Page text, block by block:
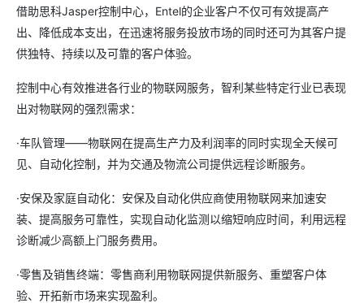
借助思科Jasper控制中心，Entel的企业客户不仅可有效提高产
出、降低成本支出，在迅速将服务投放市场的同时还可为其客户提
供独特、持续以及可靠的客户体验。
控制中心有效推进各行业的物联网服务，智利某些特定行业已表现
出对物联网的强烈需求：
·车队管理——物联网在提高生产力及利润率的同时实现全天候可
见、自动化控制，并为交通及物流公司提供远程诊断服务。
·安保及家庭自动化：安保及自动化供应商使用物联网来加速安
装、提高服务可靠性，实现自动化监测以缩短响应时间，利用远程
诊断减少高额上门服务费用。
·零售及销售终端：零售商利用物联网提供新服务、重塑客户体
验、开拓新市场来实现盈利。